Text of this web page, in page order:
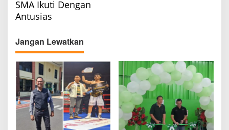
n
v
i
g
a
t
i
SMA Ikuti Dengan
Antusias
Jangan Lewatkan